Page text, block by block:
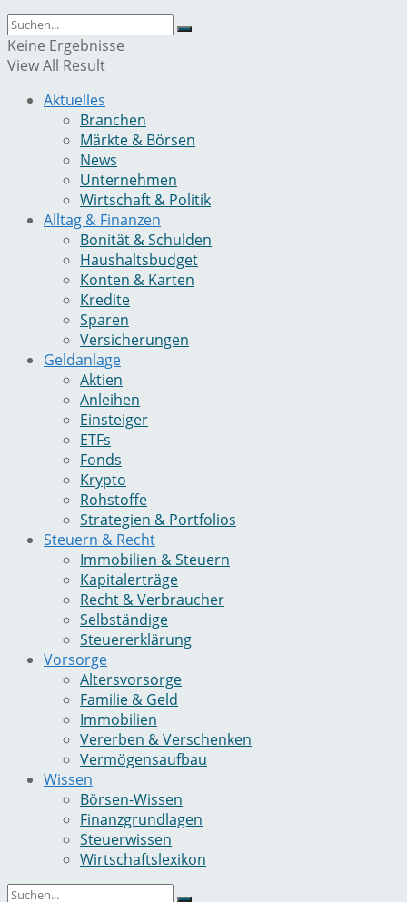
Keine Ergebnisse
View All Result
Aktuelles
Branchen
Märkte & Börsen
News
Unternehmen
Wirtschaft & Politik
Alltag & Finanzen
Bonität & Schulden
Haushaltsbudget
Konten & Karten
Kredite
Sparen
Versicherungen
Geldanlage
Aktien
Anleihen
Einsteiger
ETFs
Fonds
Krypto
Rohstoffe
Strategien & Portfolios
Steuern & Recht
Immobilien & Steuern
Kapitalerträge
Recht & Verbraucher
Selbständige
Steuererklärung
Vorsorge
Altersvorsorge
Familie & Geld
Immobilien
Vererben & Verschenken
Vermögensaufbau
Wissen
Börsen-Wissen
Finanzgrundlagen
Steuerwissen
Wirtschaftslexikon